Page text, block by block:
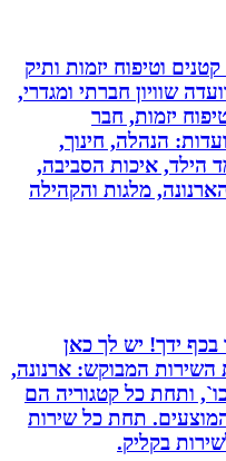
וטיפוח יזמות ותיק
שוויון חברתי ומגדרי,
יזמות, חבר
הנהלה, חינוך,
איכות הסביבה,
מלגות והקהילה
ידך! יש לך כאן
המבוקש: ארנונה,
ותחת כל קטגוריה הם
תחת כל שירות
בקליק.